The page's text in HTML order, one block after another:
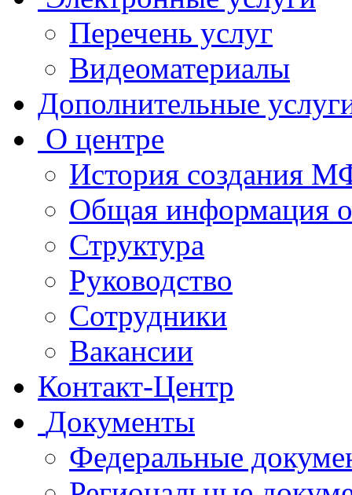
Перечень услуг
Видеоматериалы
Дополнительные
О центре
История создания
Общая
Структура
Руководство
Сотрудники
Вакансии
Контакт-Центр
Документы
Федеральные